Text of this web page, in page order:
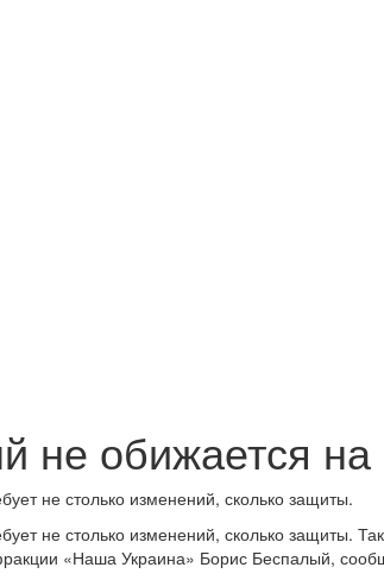
не обижается на
не столько изменений, сколько защиты.
не столько изменений, сколько защиты.
«Наша Украина» Борис Беспалый,